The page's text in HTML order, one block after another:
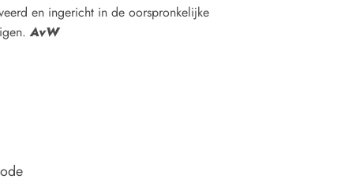
en ingericht in de oorspronkelijke
AvW